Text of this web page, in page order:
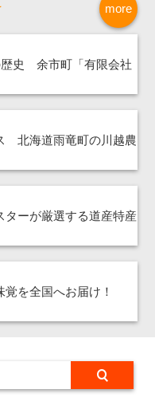
more
歴史 余市町「有限会社
北海道雨竜町の川越農
ターが厳選する道産特産
を全国へお届け！